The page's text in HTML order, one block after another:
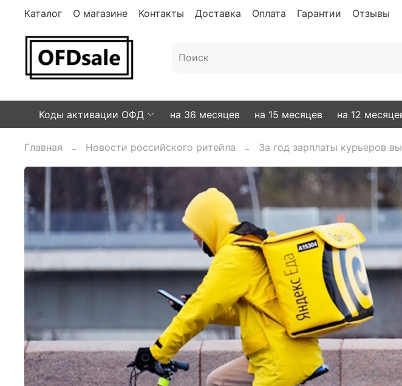
Каталог О магазине Контакты Доставка Оплата Гарантии Отзывы
Коды активации ОФД на 36 месяцев на 15 месяцев на 12
Главная Новости российского ритейла За год зарплаты курьеров